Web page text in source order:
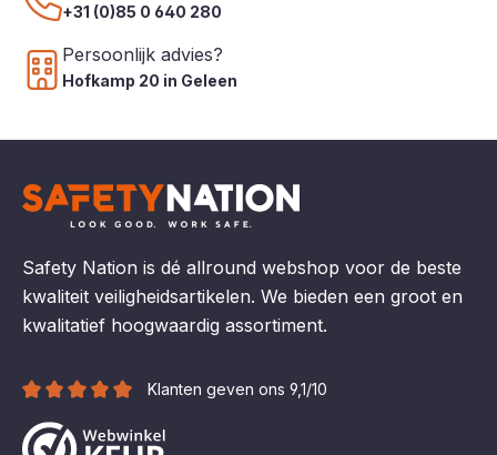
+31 (0)85 0 640 280
Persoonlijk advies?
Hofkamp 20 in Geleen
Safety Nation is dé allround webshop voor de beste
kwaliteit veiligheidsartikelen. We bieden een groot en
kwalitatief hoogwaardig assortiment.
Klanten geven ons 9,1/10